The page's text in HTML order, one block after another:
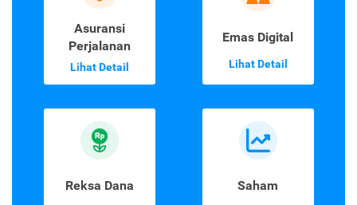
Asuransi
Perjalanan
Lihat Detail
Emas Digital
Lihat Detail
Reksa Dana Saham